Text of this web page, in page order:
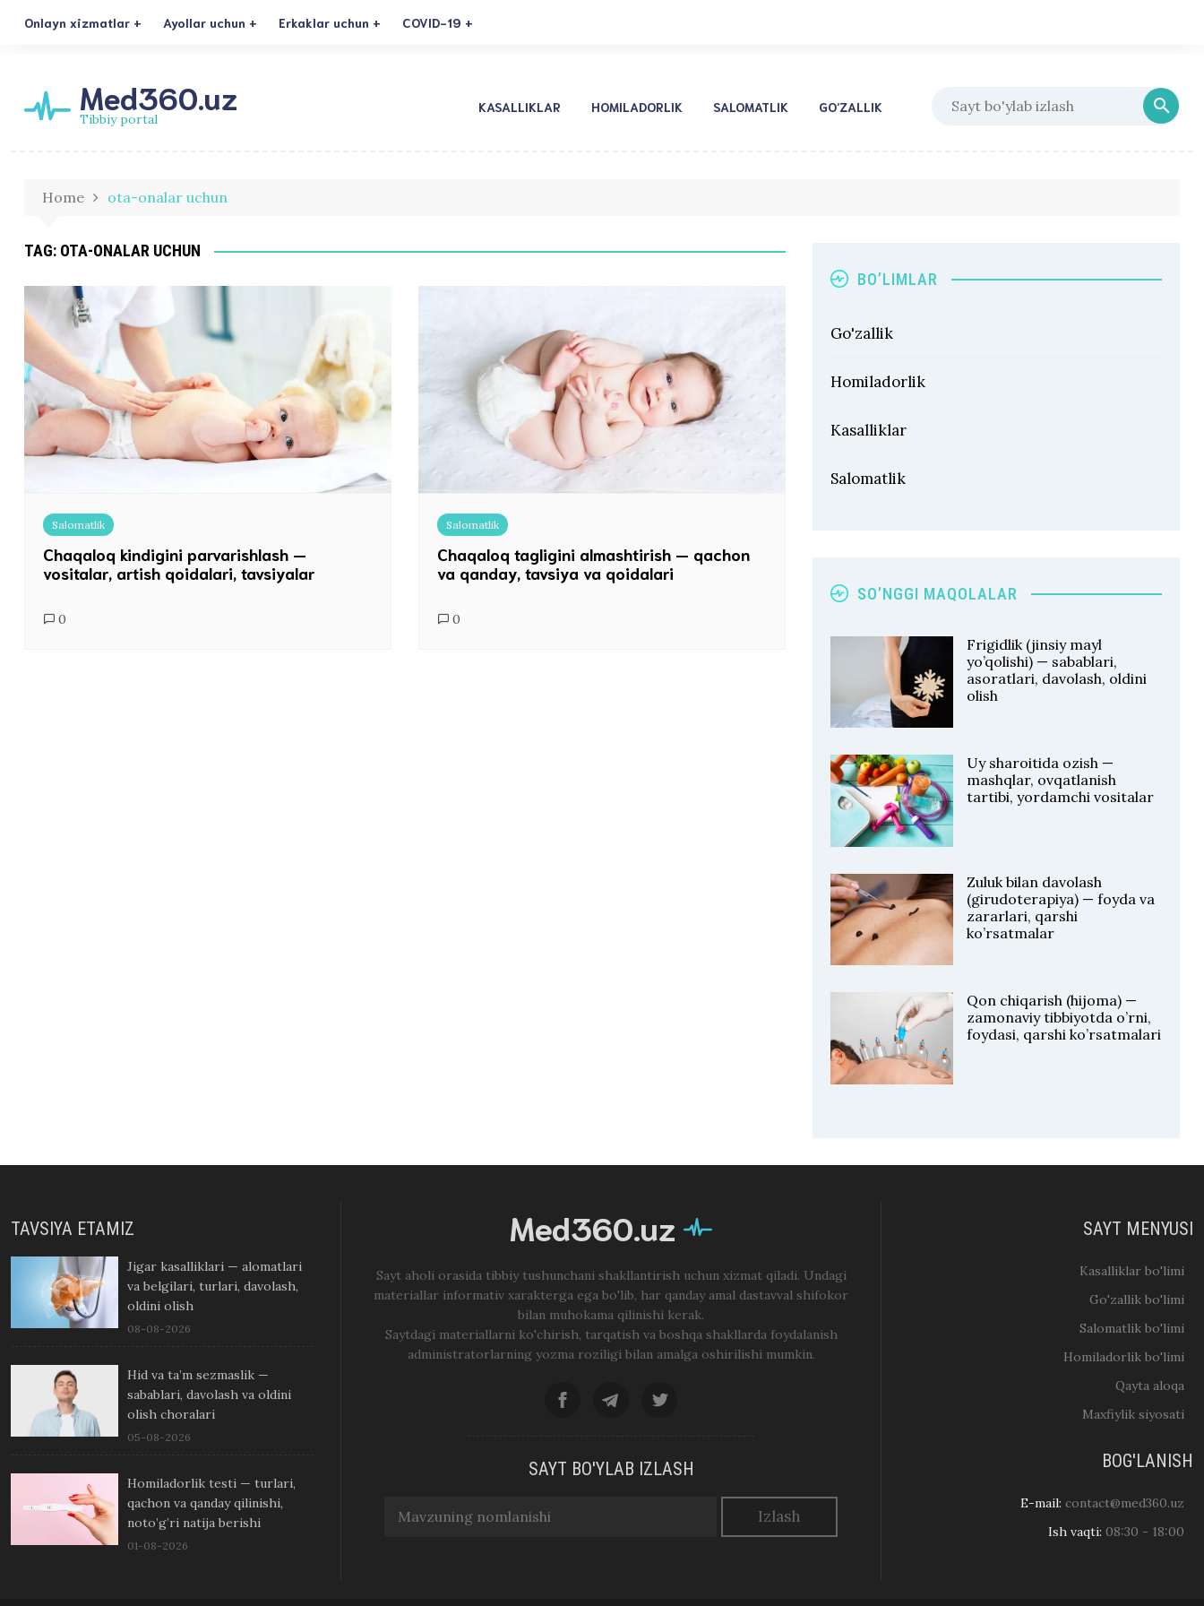
Onlayn xizmatlar Ayollar uchun Erkaklar uchun COVID-19
Med360.uz
Tibbiy portal
KASALLIKLAR HOMILADORLIK SALOMATLIK GO’ZALLIK
Home ota-onalar uchun
TAG: OTA-ONALAR UCHUN
Salomatlik
Chaqaloq kindigini parvarishlash —
vositalar, artish qoidalari, tavsiyalar
0
Salomatlik
Chaqaloq tagligini almashtirish — qachon
va qanday, tavsiya va qoidalari
0
BO’LIMLAR
Go'zallik
Homiladorlik
Kasalliklar
Salomatlik
SO’NGGI MAQOLALAR
Frigidlik (jinsiy mayl
yo’qolishi) — sabablari,
asoratlari, davolash, oldini
olish
Uy sharoitida ozish —
mashqlar, ovqatlanish
tartibi, yordamchi vositalar
Zuluk bilan davolash
(girudoterapiya) — foyda va
zararlari, qarshi
ko’rsatmalar
Qon chiqarish (hijoma) —
zamonaviy tibbiyotda o’rni,
foydasi, qarshi ko’rsatmalari
TAVSIYA ETAMIZ
Jigar kasalliklari — alomatlari
va belgilari, turlari, davolash,
oldini olish
08-08-2026
Hid va ta’m sezmaslik —
sabablari, davolash va oldini
olish choralari
05-08-2026
Homiladorlik testi — turlari,
qachon va qanday qilinishi,
noto’g’ri natija berishi
01-08-2026
Med360.uz
Sayt aholi orasida tibbiy tushunchani shakllantirish uchun xizmat qiladi. Undagi
materiallar informativ xarakterga ega bo'lib, har qanday amal dastavval shifokor
bilan muhokama qilinishi kerak.
Saytdagi materiallarni ko'chirish, tarqatish va boshqa shakllarda foydalanish
administratorlarning yozma roziligi bilan amalga oshirilishi mumkin.
SAYT BO'YLAB IZLASH
SAYT MENYUSI
Kasalliklar bo'limi
Go'zallik bo'limi
Salomatlik bo'limi
Homiladorlik bo'limi
Qayta aloqa
Maxfiylik siyosati
BOG'LANISH
E-mail: contact@med360.uz
Ish vaqti: 08:30 - 18:00